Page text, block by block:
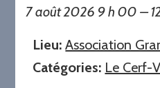
7 août 2026 9 h 00 –
Lieu: Association
Catégories: Le Cerf-